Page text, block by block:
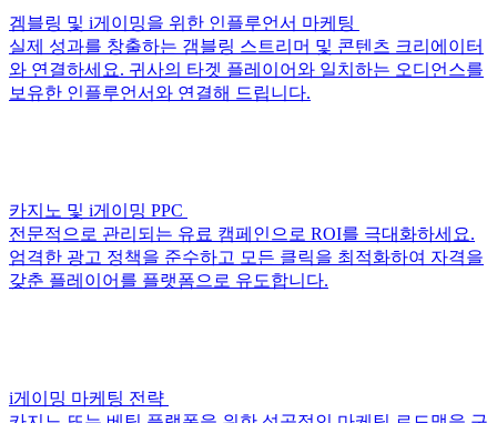
겜블링 및 i게이밍을 위한 인플루언서 마케팅
실제 성과를 창출하는 갬블링 스트리머 및 콘텐츠 크리에이터
와 연결하세요. 귀사의 타겟 플레이어와 일치하는 오디언스를
보유한 인플루언서와 연결해 드립니다.
카지노 및 i게이밍 PPC
전문적으로 관리되는 유료 캠페인으로 ROI를 극대화하세요.
엄격한 광고 정책을 준수하고 모든 클릭을 최적화하여 자격을
갖춘 플레이어를 플랫폼으로 유도합니다.
i게이밍 마케팅 전략